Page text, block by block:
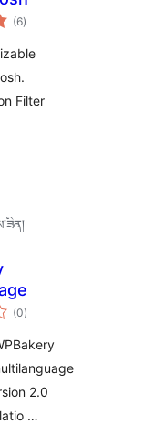
(6གདེང་
འཇོག་
ཚང་།
)
Filter
(0གདེང་
འཇོག་
ཚང་།
)
2.0
…